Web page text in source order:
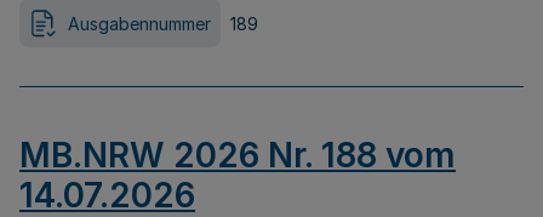
Ausgabennummer 189
MB.NRW 2026 Nr. 188 vom
14.07.2026